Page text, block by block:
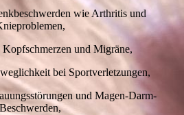
wie Arthritis und
und Migräne,
bei Sportverletzungen,
und Magen-Darm-
Beschwerden,